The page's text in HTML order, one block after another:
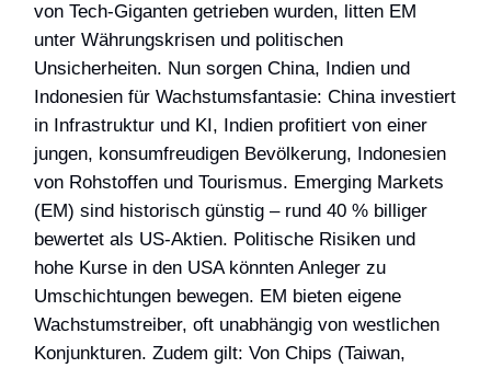
von Tech-Giganten getrieben wurden, litten EM
unter Währungskrisen und politischen
Unsicherheiten. Nun sorgen China, Indien und
Indonesien für Wachstumsfantasie: China investiert
in Infrastruktur und KI, Indien profitiert von einer
jungen, konsumfreudigen Bevölkerung, Indonesien
von Rohstoffen und Tourismus. Emerging Markets
(EM) sind historisch günstig – rund 40 % billiger
bewertet als US-Aktien. Politische Risiken und
hohe Kurse in den USA könnten Anleger zu
Umschichtungen bewegen. EM bieten eigene
Wachstumstreiber, oft unabhängig von westlichen
Konjunkturen. Zudem gilt: Von Chips (Taiwan,